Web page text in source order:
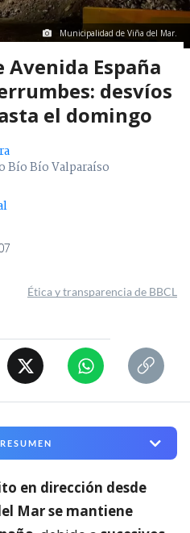
Municipalidad de Viña del Mar.
España
desvíos
el domingo
Bío Bío Valparaíso
Ética y transparencia de BBCL
en dirección desde
Mar se mantiene